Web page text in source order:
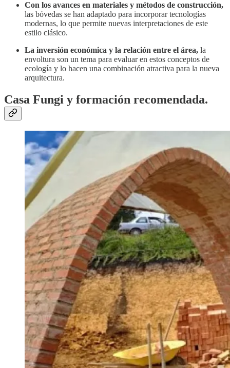
Con los avances en materiales y métodos de construcción,
las bóvedas se han adaptado para incorporar tecnologías
modernas, lo que permite nuevas interpretaciones de este
estilo clásico.
La inversión económica y la relación entre el área, la
envoltura son un tema para evaluar en estos conceptos de
ecología y lo hacen una combinación atractiva para la nueva
arquitectura.
Casa Fungi y formación recomendada.